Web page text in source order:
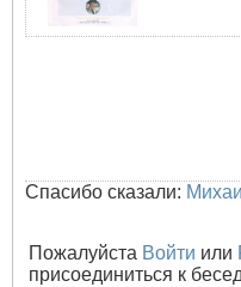
Спасибо сказали:
Пожалуйста Войти или
присоединиться к